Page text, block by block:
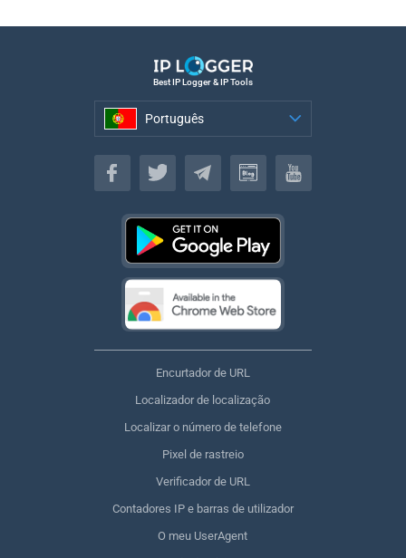
Best IP Logger & IP Tools
Português
Português
Encurtador de URL
Localizador de localização
Localizar o número de telefone
Pixel de rastreio
Verificador de URL
Contadores IP e barras de utilizador
O meu UserAgent